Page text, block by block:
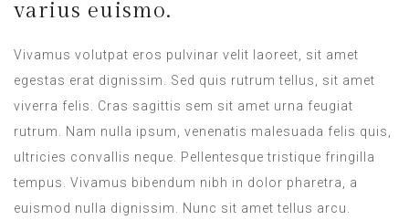
varius euismo.
Vivamus volutpat eros pulvinar velit laoreet, sit amet
egestas erat dignissim. Sed quis rutrum tellus, sit amet
viverra felis. Cras sagittis sem sit amet urna feugiat
rutrum. Nam nulla ipsum, venenatis malesuada felis quis,
ultricies convallis neque. Pellentesque tristique fringilla
tempus. Vivamus bibendum nibh in dolor pharetra, a
euismod nulla dignissim. Nunc sit amet tellus arcu.